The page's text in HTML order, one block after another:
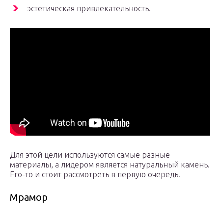
эстетическая привлекательность.
Для этой цели используются самые разные
материалы, а лидером является натуральный камень.
Его-то и стоит рассмотреть в первую очередь.
Мрамор